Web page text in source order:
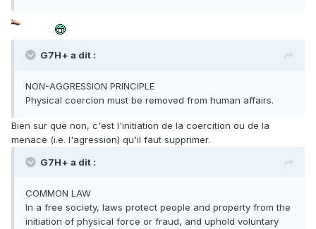
G7H+ a dit :
NON-AGGRESSION PRINCIPLE
Physical coercion must be removed from human affairs.
Bien sur que non, c'est l'initiation de la coercition ou de la
menace (i.e. l'agression) qu'il faut supprimer.
G7H+ a dit :
COMMON LAW
In a free society, laws protect people and property from the
initiation of physical force or fraud, and uphold voluntary